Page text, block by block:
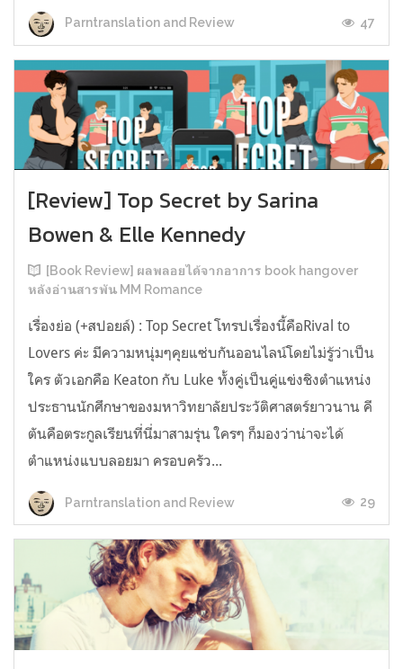
Parntranslation and Review 47
[Review] Top Secret by Sarina
Bowen & Elle Kennedy
[Book Review] ผลพลอยได้จากอาการ book hangover
หลังอ่านสารพัน MM Romance
เรื่องย่อ (+สปอยล์) : Top Secret โทรปเรื่องนี้คือRival to
Lovers ค่ะ มีความหนุ่มๆคุยแซ่บกันออนไลน์โดยไม่รู้ว่าเป็น
ใคร ตัวเอกคือ Keaton กับ Luke ทั้งคู่เป็นคู่แข่งชิงตำแหน่ง
ประธานนักศึกษาของมหาวิทยาลัยประวัติศาสตร์ยาวนาน คี
ตันคือตระกูลเรียนที่นี่มาสามรุ่น ใครๆ ก็มองว่าน่าจะได้
ตำแหน่งแบบลอยมา ครอบครัว...
Parntranslation and Review 29